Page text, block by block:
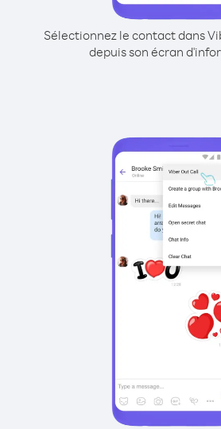
Sélectionnez le contact dans
depuis son écran